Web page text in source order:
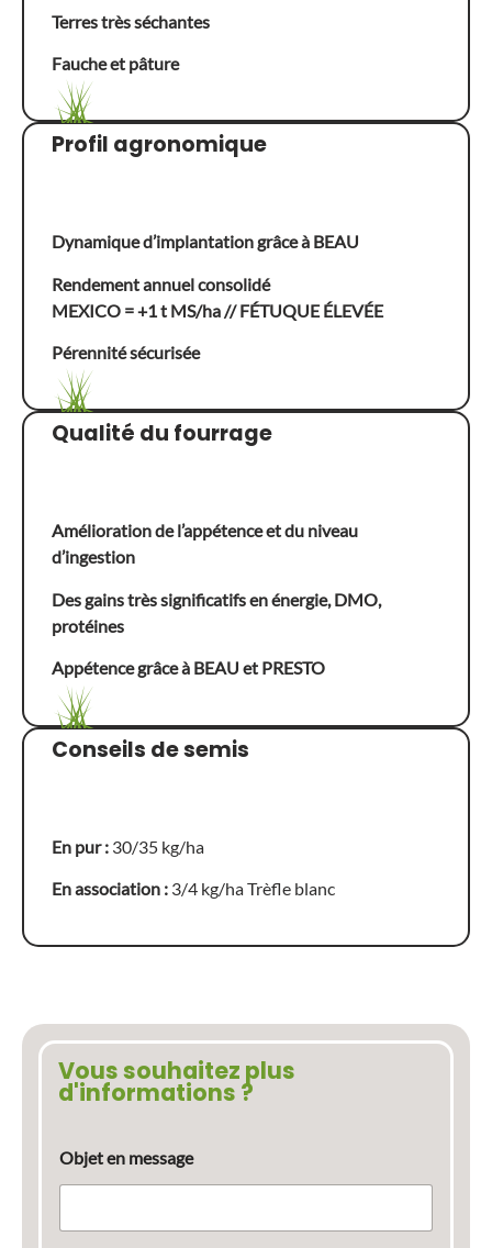
Terres très séchantes
Fauche et pâture
Profil agronomique
Dynamique d’implantation grâce à BEAU
Rendement annuel consolidé
MEXICO = +1 t MS/ha // FÉTUQUE ÉLEVÉE
Pérennité sécurisée
Qualité du fourrage
Amélioration de l’appétence et du niveau
d’ingestion
Des gains très significatifs en énergie, DMO,
protéines
Appétence grâce à BEAU et PRESTO
Conseils de semis
En pur : 30/35 kg/ha
En association : 3/4 kg/ha Trèfle blanc
Vous souhaitez plus
d'informations ?
Objet en message